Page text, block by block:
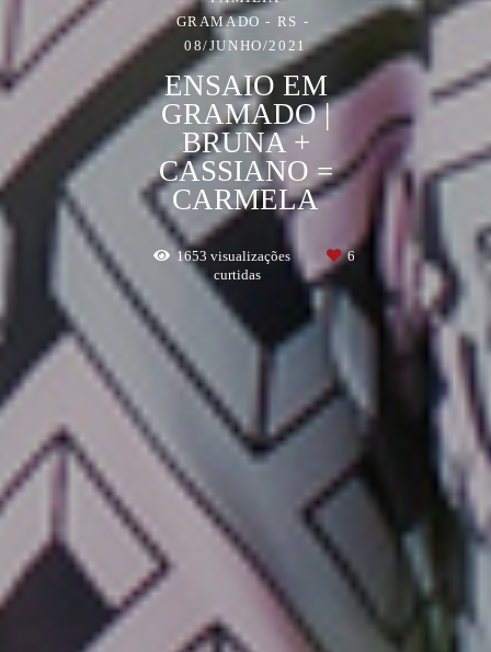
GRAMADO - RS
08/JUNHO/2021
ENSAIO EM
GRAMADO |
BRUNA +
CASSIANO =
CARMELA
1653 visualizações
6
curtidas